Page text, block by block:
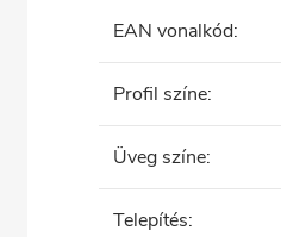
EAN vonalkód:
Profil színe:
Üveg színe:
Telepítés: